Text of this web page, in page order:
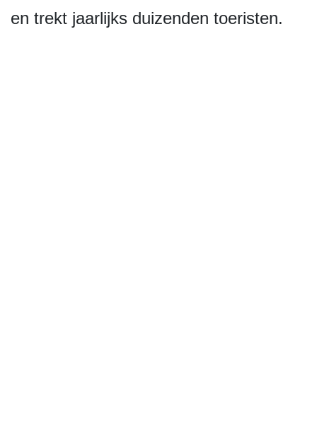
en trekt jaarlijks duizenden toeristen.